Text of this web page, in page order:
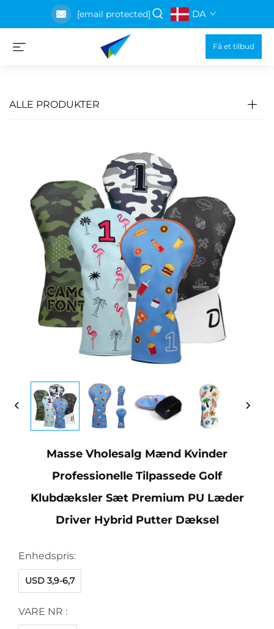
[email protected] DA
Få et tilbud
ALLE PRODUKTER
Masse Vholesalg Mænd Kvinder
Professionelle Tilpassede Golf
Klubdæksler Sæt Premium PU Læder
Driver Hybrid Putter Dæksel
Enhedspris:
USD 3,9-6,7
VARE NR :